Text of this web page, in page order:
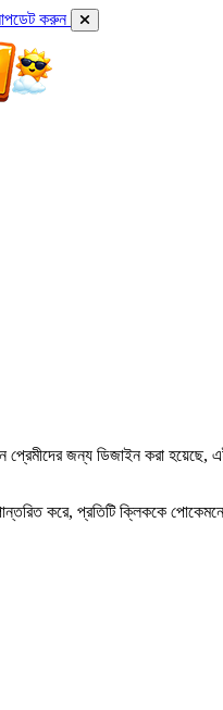
করুন
জন্য ডিজাইন করা হয়েছে,
করে, প্রতিটি ক্লিককে